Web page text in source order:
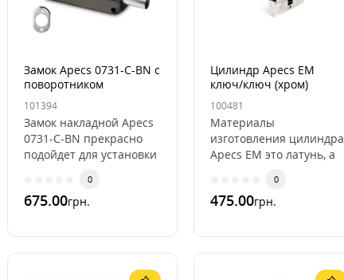
Замок Apecs 0731-C-BN c
поворотником
101394
Замок накладной Apecs
0731-C-BN прекрасно
подойдет для установки
как првые так и левые, с
толщиной д..
0
675.00грн.
Цилиндр Apecs EM
ключ/ключ (хром)
100481
Материалы
изготовления цилиндра
Apecs ЕМ это латунь, а
стальные пины от
высверливания.Это
0
475.00грн.